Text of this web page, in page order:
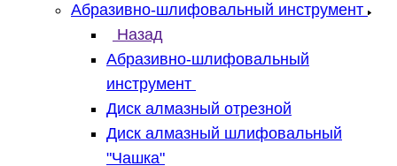
Абразивно-шлифовальный инструмент
Назад
Абразивно-шлифовальный
инструмент
Диск алмазный отрезной
Диск алмазный шлифовальный
"Чашка"